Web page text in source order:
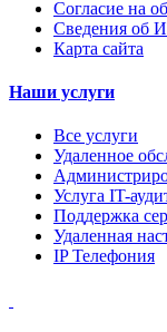
Согласие на
Сведения об
Карта сайта
Наши услуги
Все услуги
Удаленное
Услуга IT-
Поддержка
Удаленная
IP Телефония